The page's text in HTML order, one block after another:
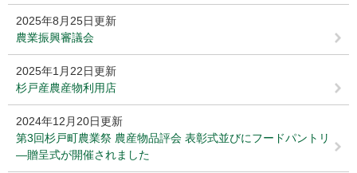
2025年8月25日更新
農業振興審議会
2025年1月22日更新
杉戸産農産物利用店
2024年12月20日更新
第3回杉戸町農業祭 農産物品評会 表彰式並びにフードパントリ
―贈呈式が開催されました